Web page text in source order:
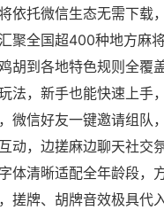
依托微信生态无需下载
聚全国超400种地方麻
胡到各地特色规则全覆
法，新手也能快速上手
微信好友一键邀请组队
动，边搓麻边聊天社交
体清晰适配全年龄段，
搓牌、胡牌音效极具代